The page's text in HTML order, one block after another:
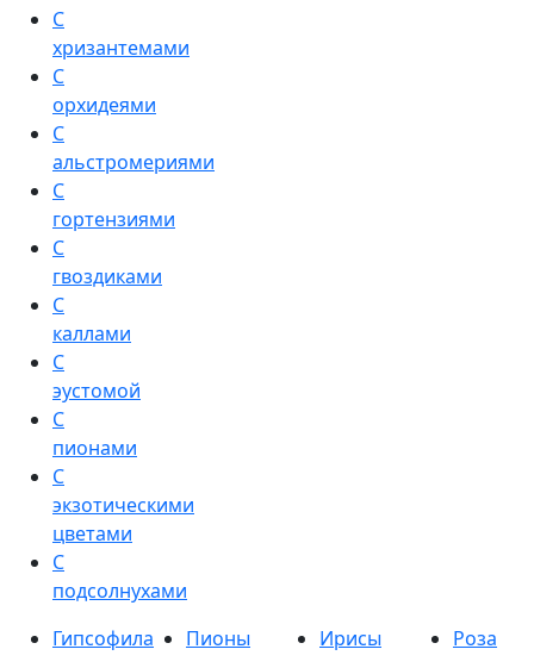
С
хризантемами
С
орхидеями
С
альстромериями
С
гортензиями
С
гвоздиками
С
каллами
С
эустомой
С
пионами
С
экзотическими
цветами
С
подсолнухами
Гипсофила
Пионы Ирисы
Роза